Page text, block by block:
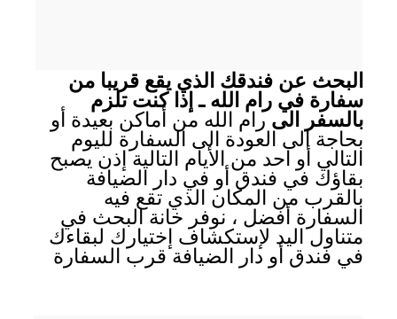
البحث عن فندقك الذي يقع قريبا من
سفارة في رام الله ـ إذا كنت تلزم
بالسفر الىرام الله من أماكن بعيدة أو
بحاجة الى العودة الى السفارة لليوم
التالي أو احد من الأيام التالية إذن يصبح
بقاؤك في فندق أو في دار الضيافة
بالقرب من المكان الذي تقع فيه
السفارة أفضل ، نوفر خانة البحث في
متناول اليد لإستكشاف إختيارك لبقاءك
في فندق أو دار الضيافة قرب السفارة